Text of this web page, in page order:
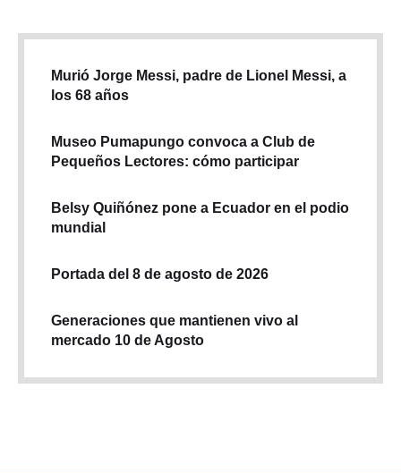
Murió Jorge Messi, padre de Lionel Messi, a
los 68 años
Museo Pumapungo convoca a Club de
Pequeños Lectores: cómo participar
Belsy Quiñónez pone a Ecuador en el podio
mundial
Portada del 8 de agosto de 2026
Generaciones que mantienen vivo al
mercado 10 de Agosto